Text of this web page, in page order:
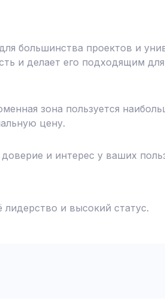
большинства проектов и
и делает его подходящим
зона пользуется
цену.
и интерес у ваших
и высокий статус.